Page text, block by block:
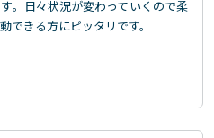
。日々状況が変わっていくので柔
できる方にピッタリです。